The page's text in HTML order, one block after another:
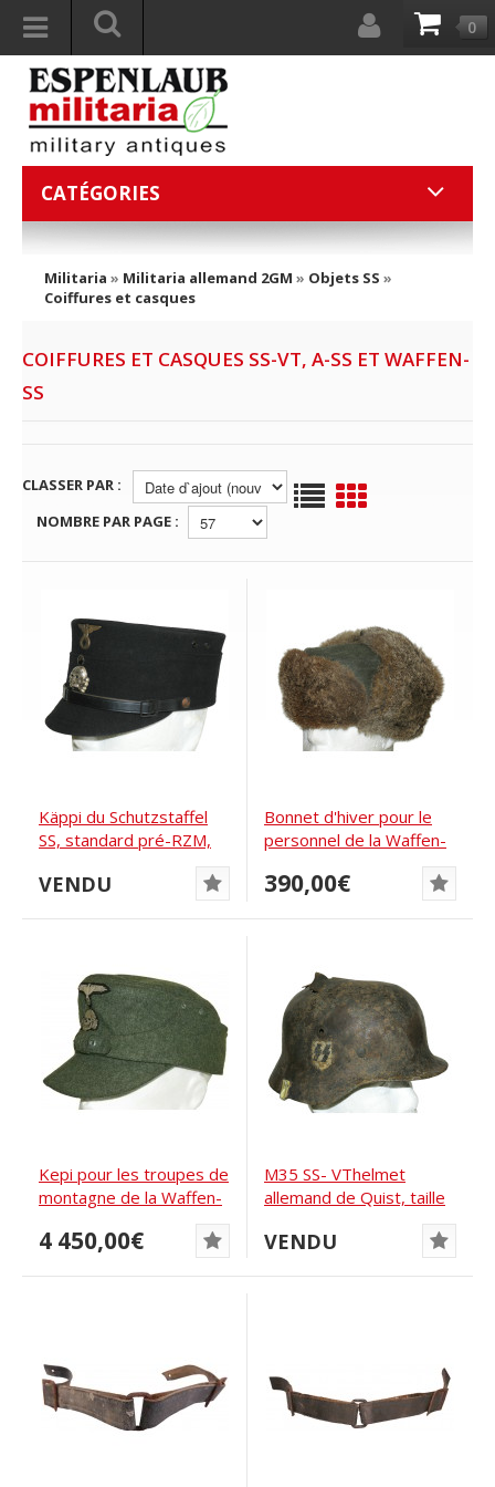
0
CATÉGORIES
Militaria » Militaria allemand 2GM » Objets SS »
Coiffures et casques
COIFFURES ET CASQUES SS-VT, A-SS ET WAFFEN-
SS
CLASSER PAR :
NOMBRE PAR PAGE :
Käppi du Schutzstaffel
SS, standard pré-RZM,
VENDU
Bonnet d'hiver pour le
personnel de la Waffen-
390,00€
Kepi pour les troupes de
montagne de la Waffen-
4 450,00€
M35 SS- VThelmet
allemand de Quist, taille
VENDU